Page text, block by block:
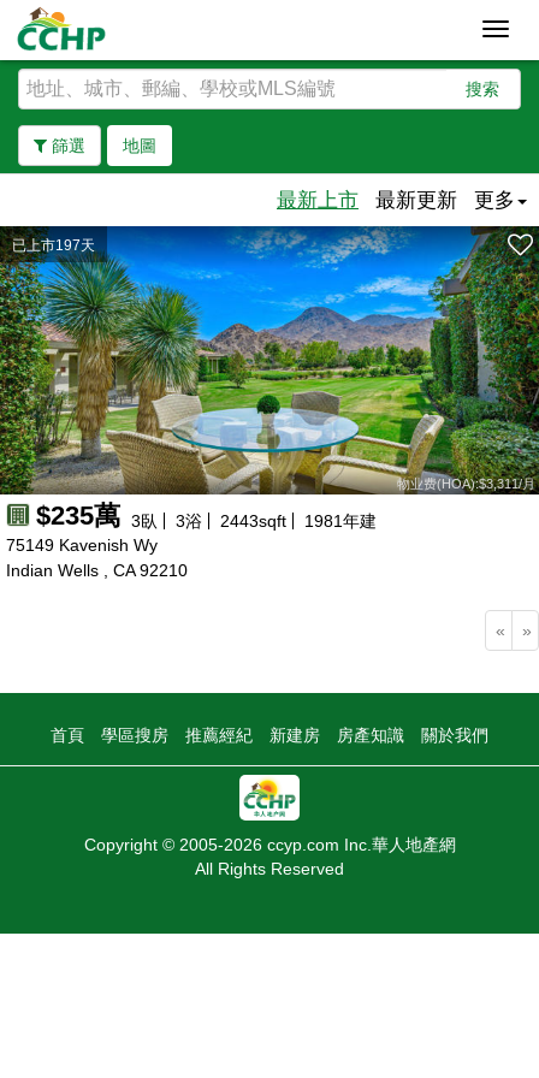
搜索
篩選 地圖
去除邊界
最新上市 最新更新 更多
已上市197天
物业费(HOA):$3,311/月
$235萬 3臥 3浴 2443sqft 1981年建
75149 Kavenish Wy
Indian Wells , CA 92210
« »
首頁 學區搜房 推薦經紀 新建房 房產知識 關於我們
Copyright © 2005-2026 ccyp.com Inc.華人地產網
All Rights Reserved